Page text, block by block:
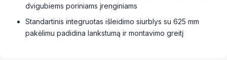
dvigubiems poriniams įrenginiams
Standartinis integruotas išleidimo siurblys su 625 mm
pakėlimu padidina lankstumą ir montavimo greitį